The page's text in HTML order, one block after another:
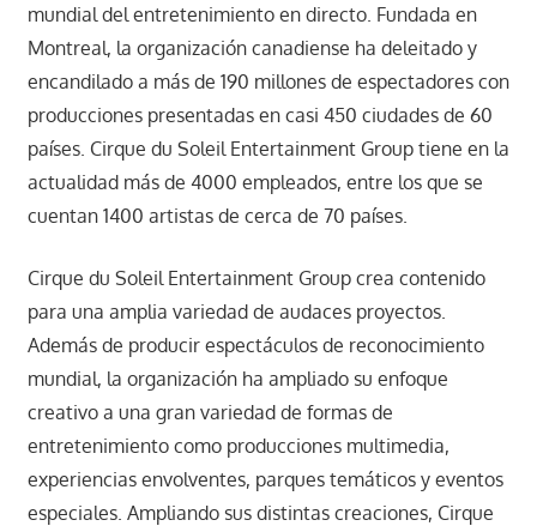
mundial del entretenimiento en directo. Fundada en
Montreal, la organización canadiense ha deleitado y
encandilado a más de 190 millones de espectadores con
producciones presentadas en casi 450 ciudades de 60
países. Cirque du Soleil Entertainment Group tiene en la
actualidad más de 4000 empleados, entre los que se
cuentan 1400 artistas de cerca de 70 países.
Cirque du Soleil Entertainment Group crea contenido
para una amplia variedad de audaces proyectos.
Además de producir espectáculos de reconocimiento
mundial, la organización ha ampliado su enfoque
creativo a una gran variedad de formas de
entretenimiento como producciones multimedia,
experiencias envolventes, parques temáticos y eventos
especiales. Ampliando sus distintas creaciones, Cirque